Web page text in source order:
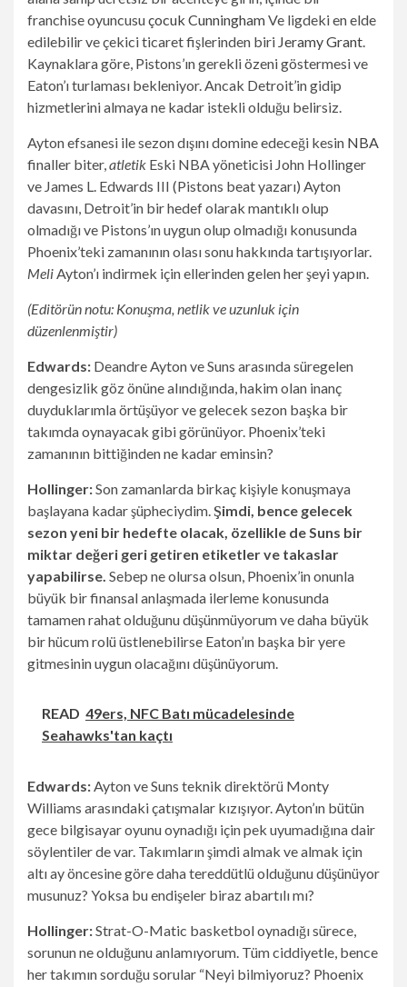
franchise oyuncusuçocuk CunninghamVe ligdeki en elde
edilebilir ve çekici ticaret fişlerinden biri Jeramy Grant.
Kaynaklara göre, Pistons’ın gerekli özeni göstermesi ve
Eaton’ı turlaması bekleniyor. Ancak Detroit’in gidip
hizmetlerini almaya ne kadar istekli olduğu belirsiz.
Ayton efsanesi ile sezon dışını domine edeceği kesin NBA
finaller biter,atletik Eski NBA yöneticisi John Hollinger
ve James L. Edwards III (Pistons beat yazarı) Ayton
davasını, Detroit’in bir hedef olarak mantıklı olup
olmadığı ve Pistons’ın uygun olup olmadığı konusunda
Phoenix’teki zamanının olası sonu hakkında tartışıyorlar.
MeliAyton’ı indirmek için ellerinden gelen her şeyi yapın.
(Editörün notu: Konuşma, netlik ve uzunluk için
düzenlenmiştir)
Edwards: Deandre Ayton ve Suns arasında süregelen
dengesizlik göz önüne alındığında, hakim olan inanç
duyduklarımla örtüşüyor ve gelecek sezon başka bir
takımda oynayacak gibi görünüyor. Phoenix’teki
zamanının bittiğinden ne kadar eminsin?
Hollinger:Son zamanlarda birkaç kişiyle konuşmaya
başlayana kadar şüpheciydim.Şimdi, bence gelecek
sezon yeni bir hedefte olacak, özellikle de Suns bir
miktar değeri geri getiren etiketler ve takaslar
yapabilirse. Sebep ne olursa olsun, Phoenix’in onunla
büyük bir finansal anlaşmada ilerleme konusunda
tamamen rahat olduğunu düşünmüyorum ve daha büyük
bir hücum rolü üstlenebilirse Eaton’ın başka bir yere
gitmesinin uygun olacağını düşünüyorum.
READ 49ers, NFC Batı mücadelesinde
Seahawks'tan kaçtı
Edwards:Ayton ve Suns teknik direktörü Monty
Williams arasındaki çatışmalar kızışıyor. Ayton’ın bütün
gece bilgisayar oyunu oynadığı için pek uyumadığına dair
söylentiler de var. Takımların şimdi almak ve almak için
altı ay öncesine göre daha tereddütlü olduğunu düşünüyor
musunuz? Yoksa bu endişeler biraz abartılı mı?
Hollinger:Strat-O-Matic basketbol oynadığı sürece,
sorunun ne olduğunu anlamıyorum. Tüm ciddiyetle, bence
her takımın sorduğu sorular “Neyi bilmiyoruz? Phoenix